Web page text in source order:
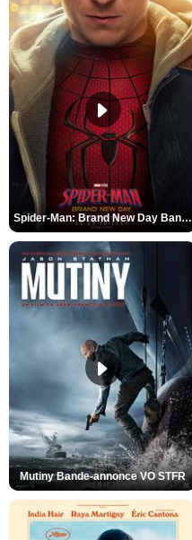
Spider-Man: Brand New Day Bande-annonce VO STFR
Mutiny Bande-annonce VO STFR